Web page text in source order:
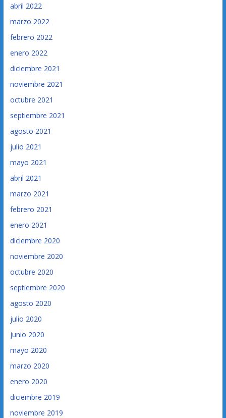
abril 2022
marzo 2022
febrero 2022
enero 2022
diciembre 2021
noviembre 2021
octubre 2021
septiembre 2021
agosto 2021
julio 2021
mayo 2021
abril 2021
marzo 2021
febrero 2021
enero 2021
diciembre 2020
noviembre 2020
octubre 2020
septiembre 2020
agosto 2020
julio 2020
junio 2020
mayo 2020
marzo 2020
enero 2020
diciembre 2019
noviembre 2019